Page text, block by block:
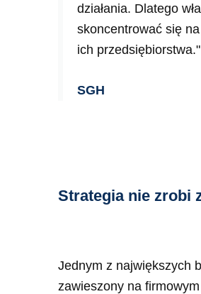
działania. Dlatego
skoncentrować się
ich przedsiębiorstwa."
SGH
Strategia nie zrobi
Jednym z największych
zawieszony na